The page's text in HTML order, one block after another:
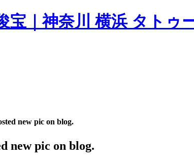
new pic on blog.
new pic on blog.